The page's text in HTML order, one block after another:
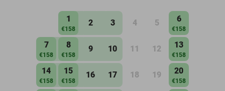
1
€158
2 3 4 5 6
€158
7
€158
8
€158
9 10 11 12 13
€158
14
€158
15
€158
16 17 18 19 20
€158